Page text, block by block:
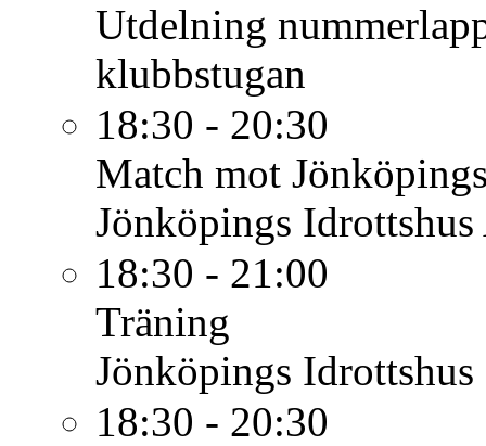
Utdelning
klubbstugan
18:30 - 20:30
Match mot
Jönköpings Idrottshus
18:30 - 21:00
Träning
Jönköpings Idrottshus
18:30 - 20:30